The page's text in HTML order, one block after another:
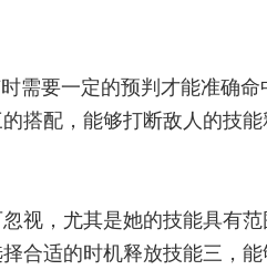
需要一定的预判才能准确
搭配，能够打断敌人的技能
视，尤其是她的技能具有
合适的时机释放技能三，能